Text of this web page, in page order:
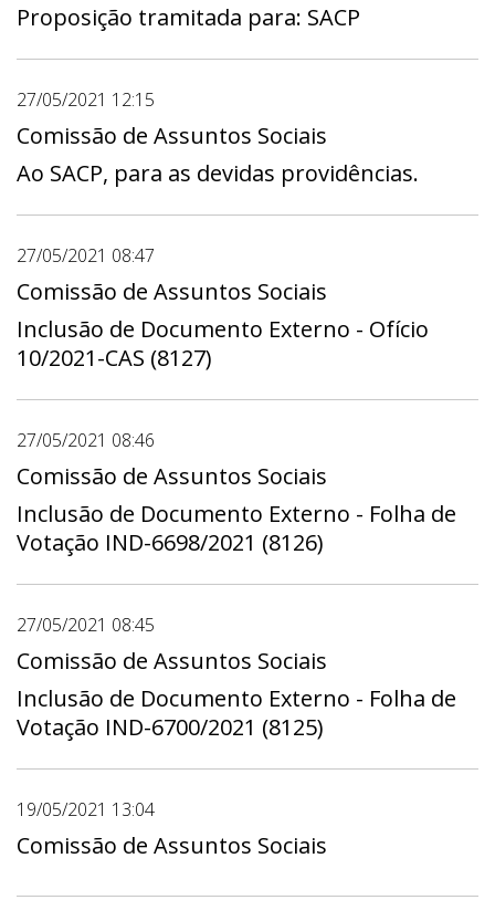
Proposição tramitada para: SACP
27/05/2021 12:15
Comissão de Assuntos Sociais
Ao SACP, para as devidas providências.
27/05/2021 08:47
Comissão de Assuntos Sociais
Inclusão de Documento Externo - Ofício
10/2021-CAS (8127)
27/05/2021 08:46
Comissão de Assuntos Sociais
Inclusão de Documento Externo - Folha de
Votação IND-6698/2021 (8126)
27/05/2021 08:45
Comissão de Assuntos Sociais
Inclusão de Documento Externo - Folha de
Votação IND-6700/2021 (8125)
19/05/2021 13:04
Comissão de Assuntos Sociais